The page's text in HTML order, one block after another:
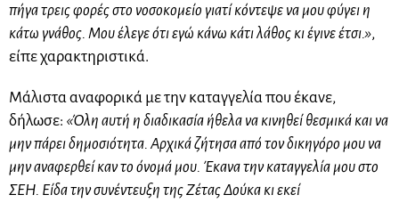
πήγα τρεις φορές στο νοσοκομείο γιατί κόντεψε να μου φύγει η
κάτω γνάθος. Μου έλεγε ότι εγώ κάνω κάτι λάθος κι έγινε έτσι.»,
είπε χαρακτηριστικά.
Μάλιστα αναφορικά με την καταγγελία που έκανε,
δήλωσε: «Όλη αυτή η διαδικασία ήθελα να κινηθεί θεσμικά και να
μην πάρει δημοσιότητα. Αρχικά ζήτησα από τον δικηγόρο μου να
μην αναφερθεί καν το όνομά μου. Έκανα την καταγγελία μου στο
ΣΕΗ. Είδα την συνέντευξη της Ζέτας Δούκα κι εκεί